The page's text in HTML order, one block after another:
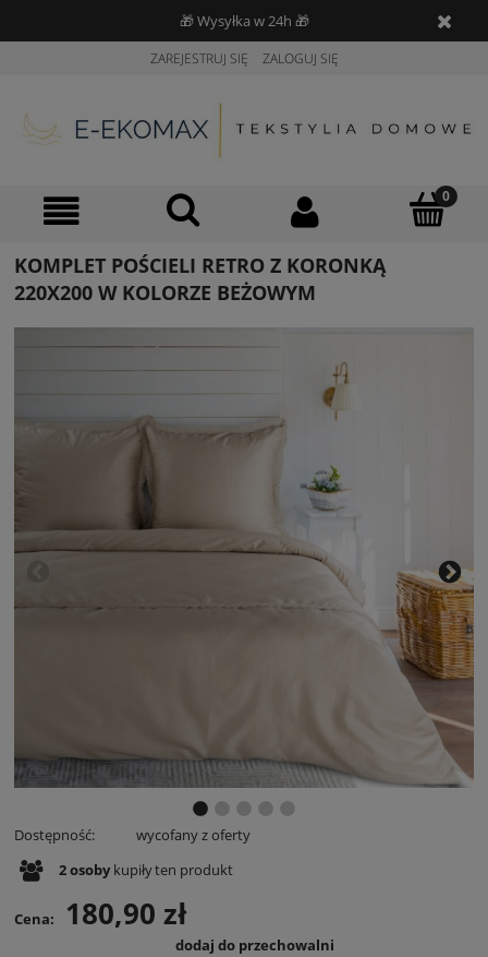
🎁 Wysyłka w 24h 🎁
ZAREJESTRUJ SIĘ ZALOGUJ SIĘ
KOMPLET POŚCIELI RETRO Z KORONKĄ
220X200 W KOLORZE BEŻOWYM
Dostępność:
wycofany z oferty
2osoby kupiłyten produkt
Cena: 180,90 zł
dodaj do przechowalni